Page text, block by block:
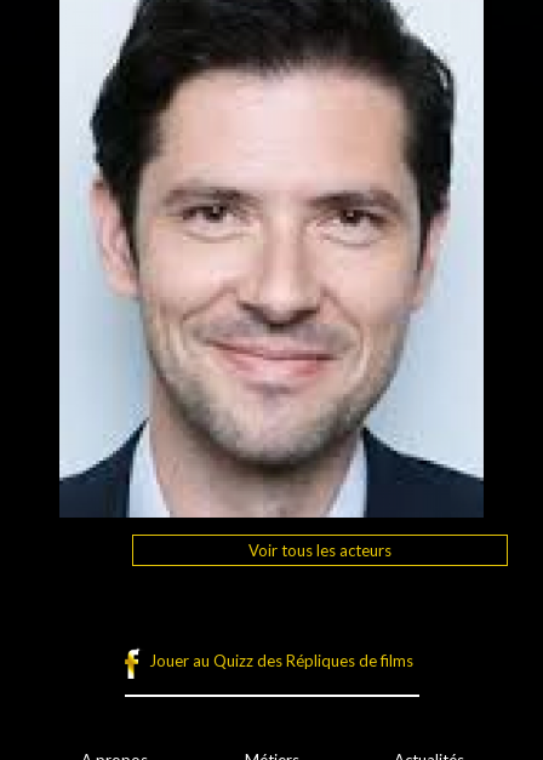
Voir tous les acteurs
Jouer au Quizz des Répliques de films